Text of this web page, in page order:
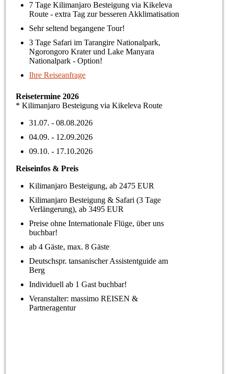
7 Tage Kilimanjaro Besteigung via Kikeleva
Route - extra Tag zur besseren Akklimatisation
Sehr seltend begangene Tour!
3 Tage Safari im Tarangire Nationalpark,
Ngorongoro Krater und Lake Manyara
Nationalpark - Option!
Ihre Reiseanfrage
Reisetermine 2026
* Kilimanjaro Besteigung via Kikeleva Route
31.07. - 08.08.2026
04.09. - 12.09.2026
09.10. - 17.10.2026
Reiseinfos & Preis
Kilimanjaro Besteigung, ab 2475 EUR
Kilimanjaro Besteigung & Safari (3 Tage
Verlängerung), ab 3495 EUR
Preise ohne Internationale Flüge, über uns
buchbar!
ab 4 Gäste, max. 8 Gäste
Deutschspr. tansanischer Assistentguide am
Berg
Individuell ab 1 Gast buchbar!
Veranstalter: massimo REISEN &
Partneragentur